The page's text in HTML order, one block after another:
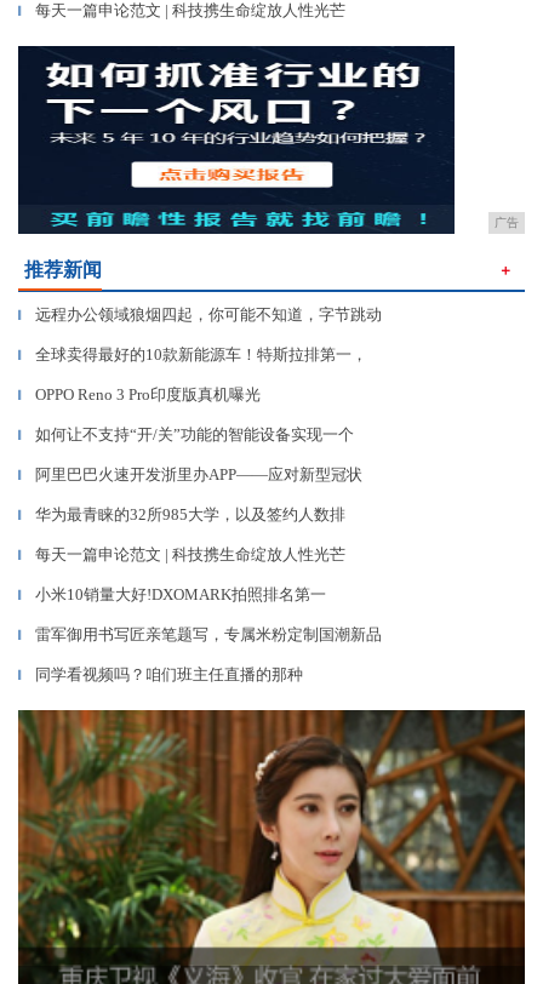
▎ 每天一篇申论范文 | 科技携生命绽放人性光芒
广告
推荐新闻 ＋
▎ 远程办公领域狼烟四起，你可能不知道，字节跳动
▎ 全球卖得最好的10款新能源车！特斯拉排第一，
▎ OPPO Reno 3 Pro印度版真机曝光
▎ 如何让不支持“开/关”功能的智能设备实现一个
▎ 阿里巴巴火速开发浙里办APP——应对新型冠状
▎ 华为最青睐的32所985大学，以及签约人数排
▎ 每天一篇申论范文 | 科技携生命绽放人性光芒
▎ 小米10销量大好!DXOMARK拍照排名第一
▎ 雷军御用书写匠亲笔题写，专属米粉定制国潮新品
▎ 同学看视频吗？咱们班主任直播的那种